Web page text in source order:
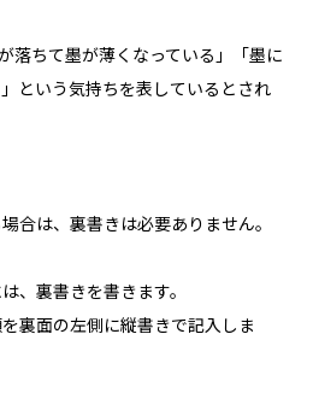
落ちて墨が薄くなっている」「墨に
という気持ちを表しているとされ
合は、裏書きは必要ありません。
、裏書きを書きます。
裏面の左側に縦書きで記入しま